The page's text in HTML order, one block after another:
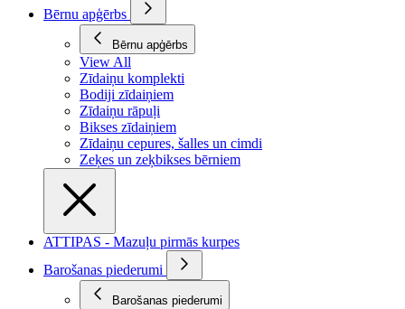
Bērnu apģērbs
Bērnu apģērbs
View All
Zīdaiņu komplekti
Bodiji zīdaiņiem
Zīdaiņu rāpuļi
Bikses zīdaiņiem
Zīdaiņu cepures, šalles un cimdi
Zeķes un zeķbikses bērniem
ATTIPAS - Mazuļu pirmās kurpes
Barošanas piederumi
Barošanas piederumi